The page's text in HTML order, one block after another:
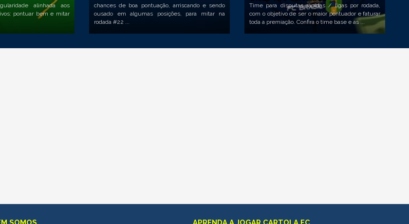
alinhada aos
pontuar bem e mitar
chances de boa pontuação, arriscando e sendo
ousado em algumas posições, para mitar na
rodada #22 ...
Time para disputas rápidas / ligas por rodada,
com o objetivo de ser o maior pontuador e faturar
toda a premiação. Confira o time base e as ...
SOMOS APRENDA A JOGAR CARTOLA FC